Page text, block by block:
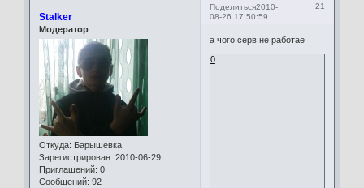
Поделиться 21
2010-
08-26 17:50:59
Stalker
Модератор
Откуда: Барышевка
Зарегистрирован: 2010-06-29
Приглашений: 0
Сообщений: 92
а чого серв не работае
0